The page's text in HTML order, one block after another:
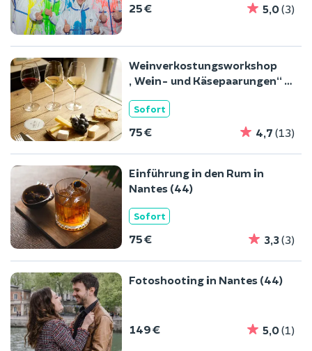
25 € 5,0(3)
Weinverkostungsworkshop
„Wein- und Käsepaarungen“ in
Sofort
75 € 4,7 (13)
Einführung in den Rum in
Nantes (44)
Sofort
75 € 3,3(3)
Fotoshooting in Nantes (44)
149 € 5,0(1)